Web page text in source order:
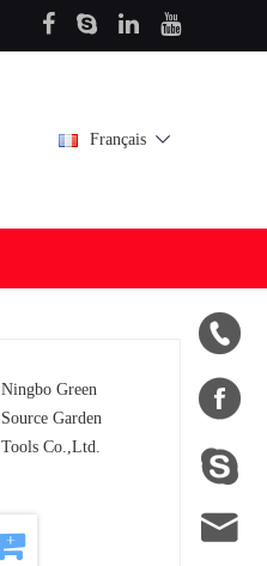




Français
Ningbo Green
Source Garden
Tools Co.,Ltd.